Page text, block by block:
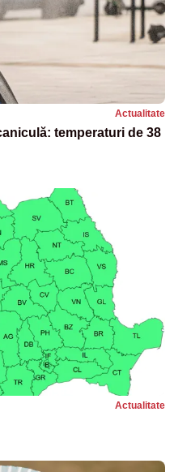
Actualitate
temperaturi de 38
Actualitate